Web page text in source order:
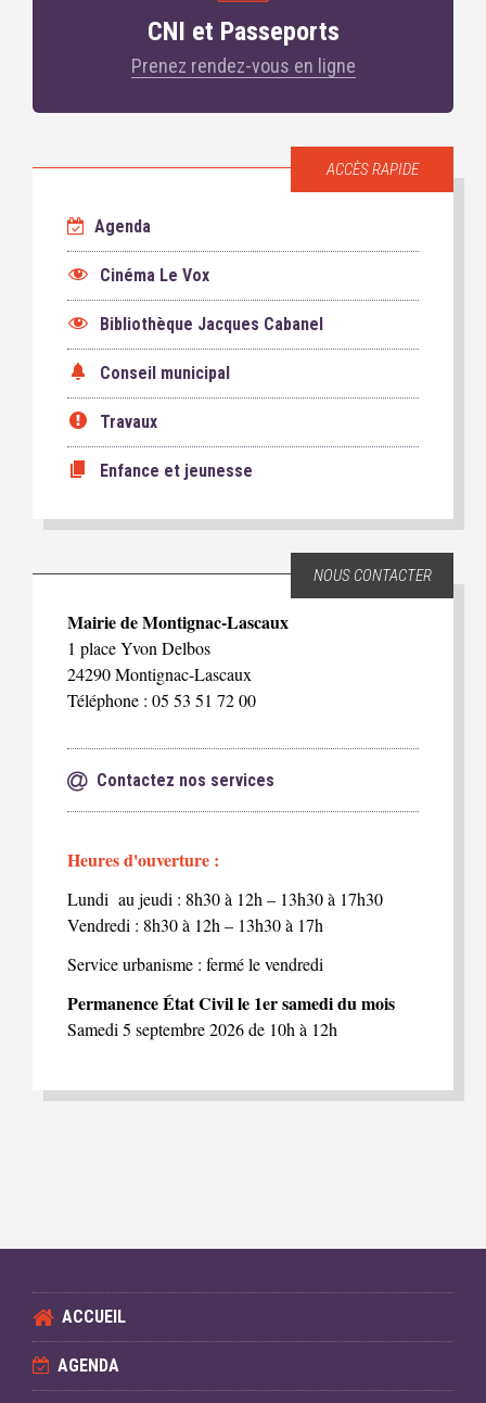
CNI et Passeports
Prenez rendez-vous en ligne
ACCÈS RAPIDE
Agenda
Cinéma Le Vox
Bibliothèque Jacques Cabanel
Conseil municipal
Travaux
Enfance et jeunesse
NOUS CONTACTER
Mairie de Montignac-Lascaux
1 place Yvon Delbos
24290 Montignac-Lascaux
Téléphone : 05 53 51 72 00
Contactez nos services
Heures d'ouverture :
Lundi au jeudi : 8h30 à 12h – 13h30 à 17h30
Vendredi : 8h30 à 12h – 13h30 à 17h
Service urbanisme : fermé le vendredi
Permanence État Civil le 1er samedi du mois
Samedi 5 septembre 2026 de 10h à 12h
ACCUEIL
AGENDA